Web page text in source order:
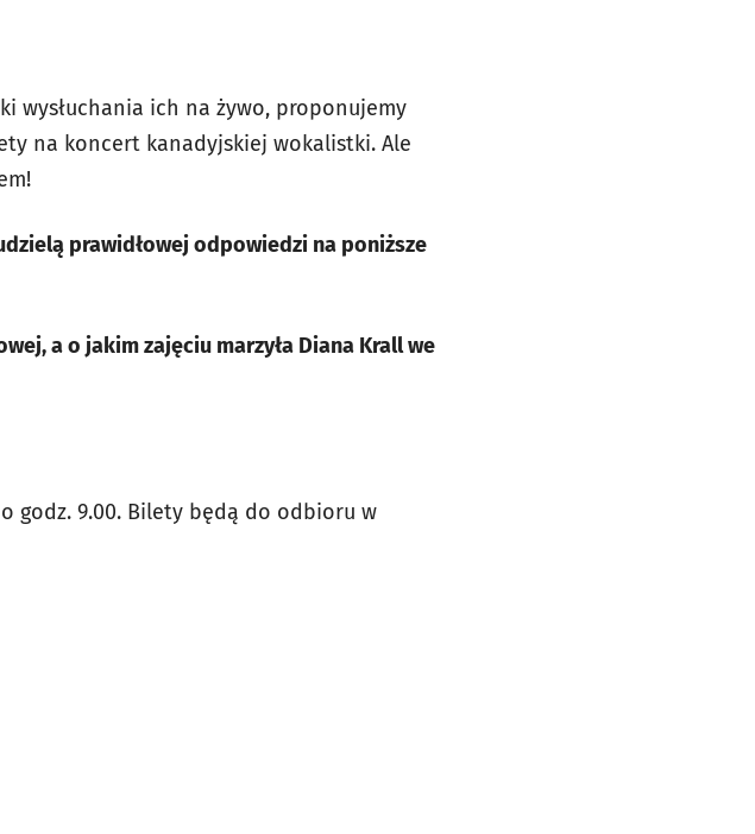
wysłuchania ich na żywo, proponujemy
na koncert kanadyjskiej wokalistki. Ale
prawidłowej odpowiedzi na poniższe
a o jakim zajęciu marzyła Diana Krall we
godz. 9.00. Bilety będą do odbioru w